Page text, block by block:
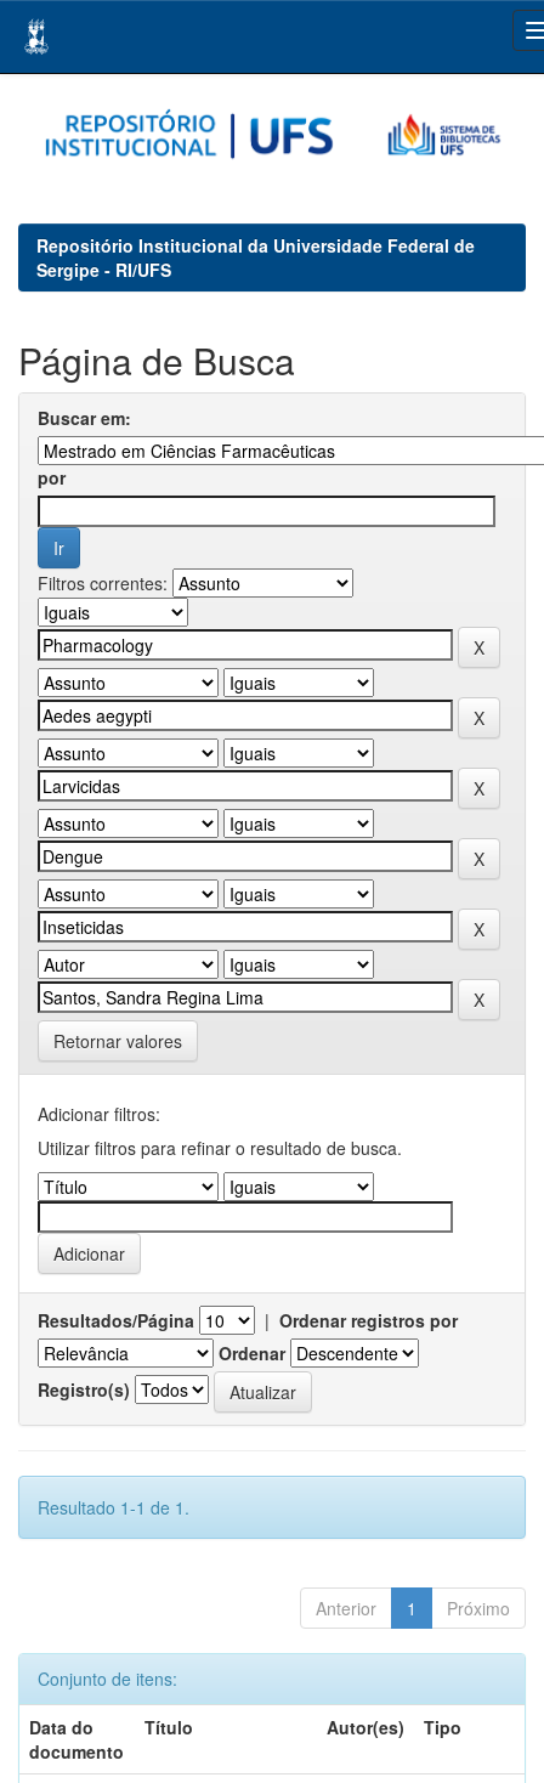
navigation
Repositório Institucional da Universidade Federal de
Sergipe - RI/UFS
Página de Busca
Buscar em:
por
Filtros correntes:
Retornar valores
Adicionar filtros:
Utilizar filtros para refinar o resultado de busca.
Resultados/Página | Ordenar registros por
Ordenar
Registro(s)
Resultado 1-1 de 1.
Anterior 1 Próximo
Conjunto de itens:
Data do
documento
Título Autor(es) Tipo